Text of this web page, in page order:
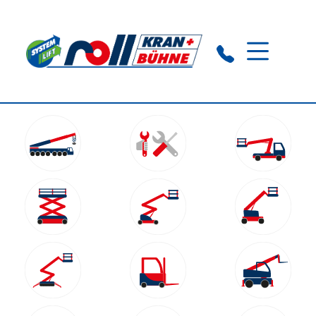
Crailsheim:+49 (0) 7951 2979320
Ansbach:+49 (0) 9805 829300 09